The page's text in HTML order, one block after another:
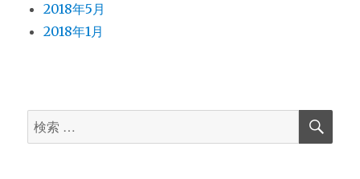
2018年5月
2018年1月
検
索
検